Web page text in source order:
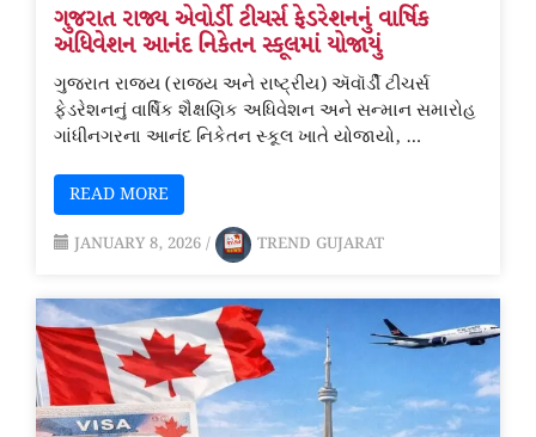
ગુજરાત રાજ્ય એવોર્ડી ટીચર્સ ફેડરેશનનું વાર્ષિક
અધિવેશન આનંદ નિકેતન સ્કૂલમાં યોજાયું
ગુજરાત રાજ્ય (રાજ્ય અને રાષ્ટ્રીય) ઍવૉર્ડી ટીચર્સ
ફેડરેશનનું વાર્ષિક શૈક્ષણિક અધિવેશન અને સન્માન સમારોહ
ગાંધીનગરના આનંદ નિકેતન સ્કૂલ ખાતે યોજાયો, …
READ MORE
JANUARY 8, 2026 / TREND GUJARAT